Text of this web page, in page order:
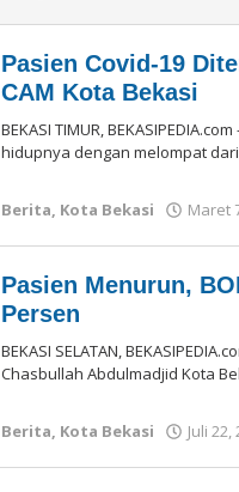
Pasien Covid-19
CAM Kota Bekasi
BEKASI TIMUR,
hidupnya dengan melompat
Berita, Kota Bekasi Maret
Pasien Menurun,
Persen
BEKASI SELATAN,
Chasbullah Abdulmadjid Kota
Berita, Kota Bekasi Juli 22,